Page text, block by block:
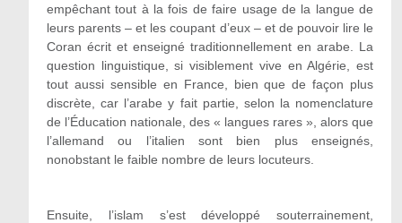
empêchant tout à la fois de faire usage de la langue de
leurs parents – et les coupant d’eux – et de pouvoir lire le
Coran écrit et enseigné traditionnellement en arabe. La
question linguistique, si visiblement vive en Algérie, est
tout aussi sensible en France, bien que de façon plus
discrète, car l’arabe y fait partie, selon la nomenclature
de l’Éducation nationale, des « langues rares », alors que
l’allemand ou l’italien sont bien plus enseignés,
nonobstant le faible nombre de leurs locuteurs.
Ensuite, l’islam s’est développé souterrainement,